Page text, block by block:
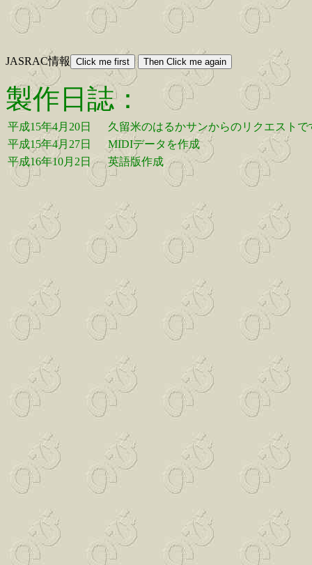
JASRAC情報
製作日誌：
平成15年4月20日
久留米のはるかサンからのリクエスト
平成15年4月27日
MIDIデータを作成
平成16年10月2日
英語版作成